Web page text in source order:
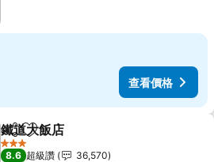
查看價格
分享 加入我的最愛
鐵道大飯店
3 星級
8.6 超級讚
36,570